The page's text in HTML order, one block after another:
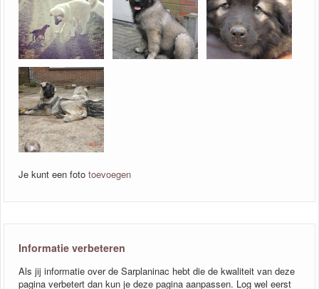
Je kunt een foto toevoegen
Informatie verbeteren
Als jij informatie over de Sarplaninac hebt die de kwaliteit van deze
pagina verbetert dan kun je deze pagina aanpassen. Log wel eerst